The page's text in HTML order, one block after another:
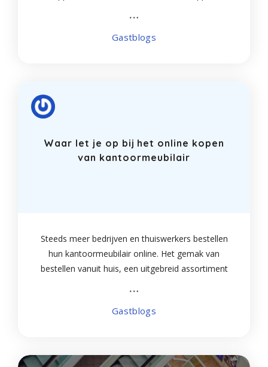
Gastblogs
Waar let je op bij het online kopen
van kantoormeubilair
Steeds meer bedrijven en thuiswerkers bestellen
hun kantoormeubilair online. Het gemak van
bestellen vanuit huis, een uitgebreid assortiment
Gastblogs